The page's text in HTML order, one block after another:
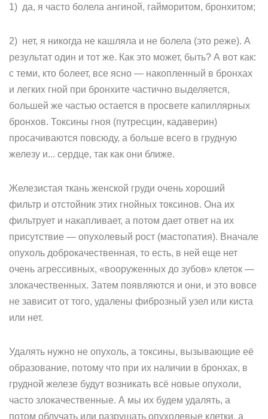
1) да, я часто болела ангиной, гайморитом, бронхитом;
2) нет, я никогда не кашляла и не болела (это реже). А
результат один и тот же. Как это может, быть? А вот как:
с теми, кто болеет, все ясно — накопленный в бронхах
и легких гной при бронхите частично выделяется,
большей же частью остается в просвете капиллярных
бронхов. Токсины гноя (путресцин, кадаверин)
просачиваются повсюду, а больше всего в грудную
железу и... сердце, так как они ближе.
Железистая ткань женской груди очень хороший
фильтр и отстойник этих гнойных токсинов. Она их
фильтрует и накапливает, а потом дает ответ на их
присутствие — опухолевый рост (мастопатия). Вначале
опухоль доброкачественная, то есть, в ней еще нет
очень агрессивных, «вооруженных до зубов» клеток —
злокачественных. Затем появляются и они, и это вовсе
не зависит от того, удалены фиброзный узел или киста
или нет.
Удалять нужно не опухоль, а токсины, вызывающие её
образование, потому что при их наличии в бронхах, в
грудной железе будут возникать всё новые опухоли,
часто злокачественные. А мы их будем удалять, а
потом облучать или разрушать опухолевые клетки, а